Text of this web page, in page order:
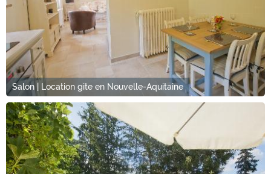
Salon | Location gite en Nouvelle-Aquitaine